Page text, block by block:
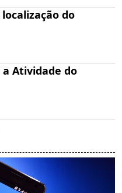
do
Atividade do